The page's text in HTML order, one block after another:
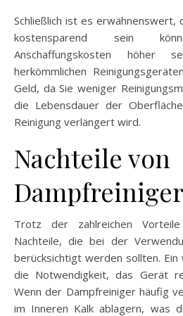
Schließlich ist es erwähnenswert,
kostensparend sein
Anschaffungskosten
herkömmlichen
Geld, da Sie weniger
die Lebensdauer der
Reinigung verlängert wird.
Nachteile von
Trotz der zahlreichen
Nachteile, die bei der
berücksichtigt werden sollten.
die Notwendigkeit, das Gerät
Wenn der Dampfreiniger häufig
im Inneren Kalk ablagern, was